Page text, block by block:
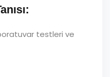
testleri ve